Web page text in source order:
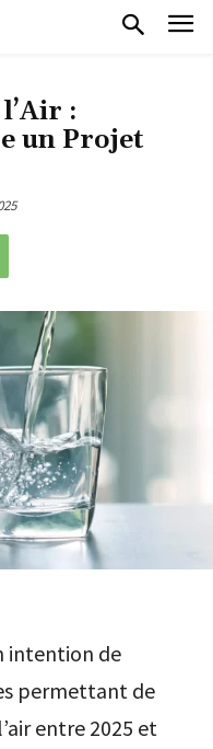
:
un Projet
intention de
permettant de
entre 2025 et